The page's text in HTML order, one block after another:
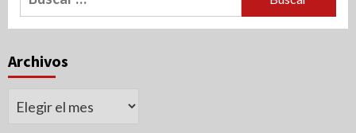
Archivos
Archivos